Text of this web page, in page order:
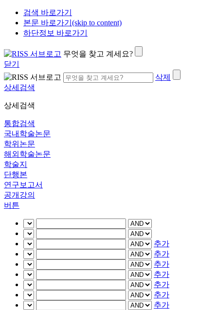
검색 바로가기
본문 바로가기(skip to content)
하단정보 바로가기
무엇을 찾고 계세요?
닫기
삭제
상세검색
상세검색
통합검색
국내학술논문
학위논문
해외학술논문
학술지
단행본
연구보고서
공개강의
버튼
추가
추가
추가
추가
추가
추가
추가